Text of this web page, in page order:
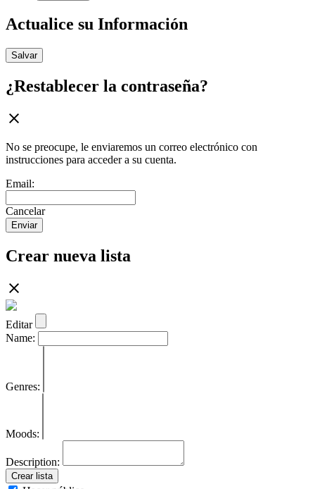
Actualice su Información
Salvar
¿Restablecer la contraseña?
No se preocupe, le enviaremos un correo electrónico con
instrucciones para acceder a su cuenta.
Email:
Cancelar
Enviar
Crear nueva lista
Editar
Name:
Genres:
Moods:
Description:
Crear lista